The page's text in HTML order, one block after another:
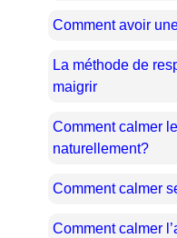
Comment avoir
La méthode de
maigrir
Comment calmer
naturellement?
Comment calmer
Comment calmer